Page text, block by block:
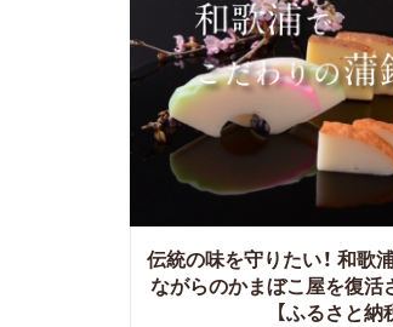
伝統の味を守りたい！ 和歌
ながらのかまぼこ屋を復活
【ふるさと納